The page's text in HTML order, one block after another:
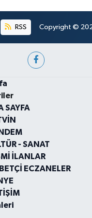
RSS Copyright ©
SAYFA
- SANAT
İLANLAR
ECZANELER